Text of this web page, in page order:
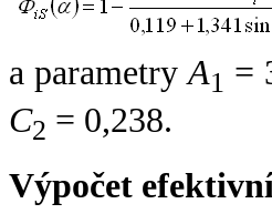
a parametryA1 =
C2 = 0,238.
Výpočet